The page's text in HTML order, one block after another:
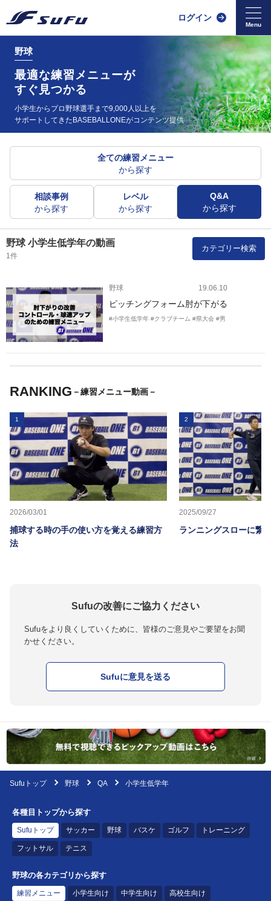
ログイン
野球
最適な練習メニューが
すぐ見つかる
小学生からプロ野球選手まで9,000人以上を
サポートしてきた BASEBALLONEがコンテンツ提供
全ての練習メニュー
から探す
相談事例
から探す
レベル
から探す
Q&A
から探す
野球 小学生低学年の動画
1件
カテゴリー検索
野球 19.06.10
ピッチングフォーム肘が下がる
#小学生低学年 #クラブチーム #県大会 #男
RANKING －練習メニュー動画－
1
2026/03/01
捕球する時の手の使い方を覚える練習方
法
2
2025/09/27
ランニングスローに繋
Sufuの改善にご協力ください
Sufuをより良くしていくために、皆様のご意見やご要望をお聞
かせください。
Sufuに意見を送る
Sufuトップ 野球 QA 小学生低学年
各種目トップから探す
Sufuトップ サッカー 野球 バスケ ゴルフ トレーニング
フットサル テニス
野球の各カテゴリから探す
練習メニュー 小学生向け 中学生向け 高校生向け